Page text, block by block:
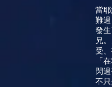
當
難
發
兄
受
「
閃
不